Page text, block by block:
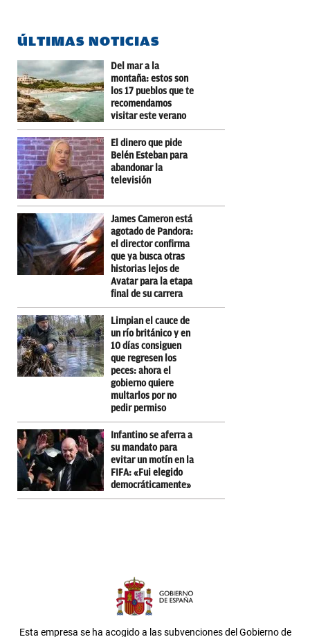
ÚLTIMAS NOTICIAS
Del mar a la
montaña: estos son
los 17 pueblos que te
recomendamos
visitar este verano
El dinero que pide
Belén Esteban para
abandonar la
televisión
James Cameron está
agotado de Pandora:
el director confirma
que ya busca otras
historias lejos de
Avatar para la etapa
final de su carrera
Limpian el cauce de
un río británico y en
10 días consiguen
que regresen los
peces: ahora el
gobierno quiere
multarlos por no
pedir permiso
Infantino se aferra a
su mandato para
evitar un motín en la
FIFA: «Fui elegido
democráticamente»
Esta empresa se ha acogido a las subvenciones del Gobierno de